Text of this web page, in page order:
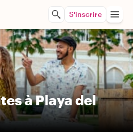
S'inscrire
à Playa del